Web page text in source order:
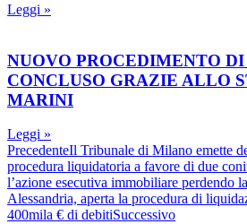
Leggi »
NUOVO PROCEDIMENTO
CONCLUSO GRAZIE ALLO
MARINI
Leggi »
PrecedenteIl Tribunale di Milano emette
procedura liquidatoria a favore di due
l’azione esecutiva immobiliare perdendo
Alessandria, aperta la procedura di
400mila € di debitiSuccessivo